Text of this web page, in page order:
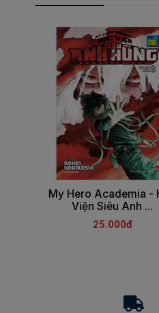
My Hero Academia -
Viện Siêu Anh ...
25.000đ